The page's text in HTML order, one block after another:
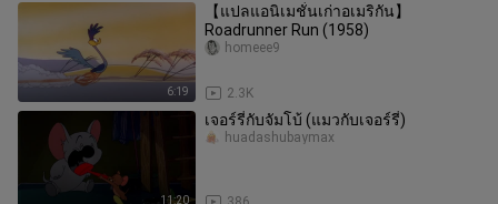
6:19
【แปลแอนิเมชั่นเก่าอเมริกัน】
Roadrunner Run (1958)
2.3K
homeee9
11:20
เจอร์รี่กับจัมโบ้ (แมวกับเจอร์รี่)
huadashubaymax